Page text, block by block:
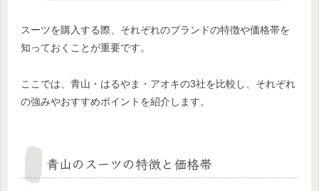
スーツを購入する際、それぞれのブランドの特徴や価格帯を
知っておくことが重要です。
ここでは、青山・はるやま・アオキの3社を比較し、それぞれ
の強みやおすすめポイントを紹介します。
青山のスーツの特徴と価格帯